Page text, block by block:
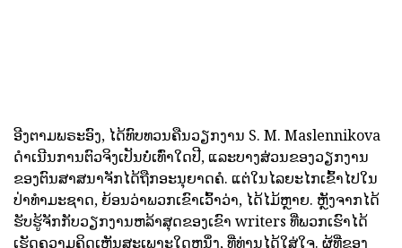
ອີງຕາມພຣະອົງ, ໄດ້ທົບທວນຄືນວຽກງານ S. M. Maslennikova
ດໍາເນີນການຕົວຈິງເປັນບໍ່ເທົ່າໃດປີ, ແລະບາງສ່ວນຂອງວຽກງານ
ຂອງຕົນສາສນາຈັກໄດ້ຖືກອະນຸຍາດຄໍ. ແຕ່ໃນໄລຍະໄກເຂົ້າໄປໃນ
ປ່າທໍາມະຊາດ, ຍ້ອນວ່າພວກເຂົາເວົ້າວ່າ, ໄດ້ໄມ້ຫຼາຍ. ຫຼັງຈາກໄດ້
ຮັບຮູ້ຈັກກັບວຽກງານຫລ້າສຸດຂອງເຂົາ writers ທີ່ພວກເຮົາໄດ້
ເຮັດຄວາມຄິດເຫັນສະເພາະໃດຫນຶ່ງ, ທີ່ທ່ານໄດ້ໃສ່ໃຈ. ຜູ້ທີ່ຂອງ